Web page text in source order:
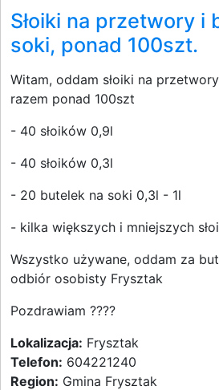
Słoiki na przetwory i
soki, ponad 100szt.
Witam, oddam słoiki na
razem ponad 100szt
- 40 słoików 0,9l
- 40 słoików 0,3l
- 20 butelek na soki 0,3l - 1l
- kilka większych i mniejszych
Wszystko używane, oddam za
odbiór osobisty Frysztak
Pozdrawiam ????
Lokalizacja: Frysztak
Telefon: 604221240
Region: Gmina Frysztak